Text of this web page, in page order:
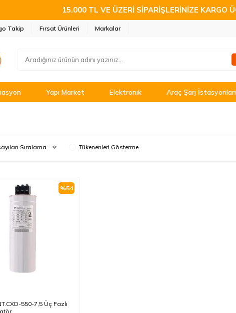
15.000 TL VE ÜZERİ SİPARİŞLERİNİZE KARGO
Takip Fırsat Ürünleri Markalar
Yapı Market Elektronik Araç Şarj İstasyonları
Tükenenleri Gösterme
%54
550-7,5 Üç Fazlı